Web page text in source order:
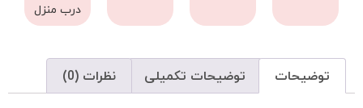
درب منزل
توضیحات توضیحات تکمیلی نظرات (0)